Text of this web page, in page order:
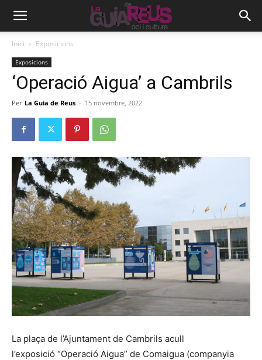
Inici Exposicions
Exposicions
‘Operació Aigua’ a Cambrils
Per La Guia de Reus - 15 novembre, 2022
La plaça de l’Ajuntament de Cambrils acull
l’exposició “Operació Aigua” de Comaigua (companyia